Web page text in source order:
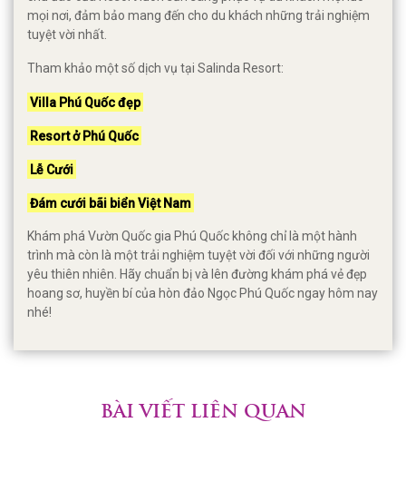
mọi nơi, đảm bảo mang đến cho du khách những trải nghiệm
tuyệt vời nhất.
Tham khảo một số dịch vụ tại Salinda Resort:
Villa Phú Quốc đẹp
Resort ở Phú Quốc
Lễ Cưới
Đám cưới bãi biển Việt Nam
Khám phá Vườn Quốc gia Phú Quốc không chỉ là một hành
trình mà còn là một trải nghiệm tuyệt vời đối với những người
yêu thiên nhiên. Hãy chuẩn bị và lên đường khám phá vẻ đẹp
hoang sơ, huyền bí của hòn đảo Ngọc Phú Quốc ngay hôm nay
nhé!
BÀI VIẾT LIÊN QUAN